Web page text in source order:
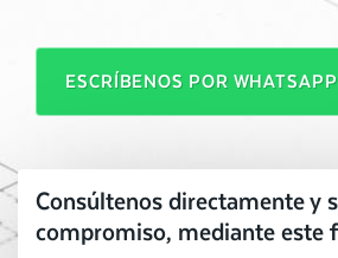
ESCRÍBENOS POR WHATSAPP
Consúltenos directamente y
compromiso, mediante este